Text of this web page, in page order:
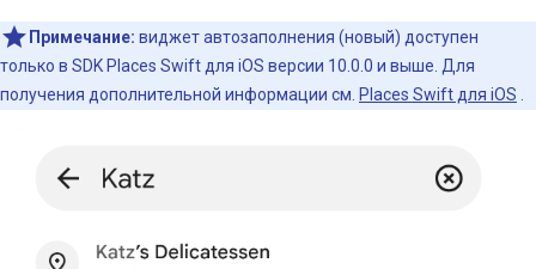
Примечание: виджет автозаполнения (новый) доступен
только в SDK Places Swift для iOS версии 10.0.0 и выше. Для
получения дополнительной информации см. Places Swift для iOS